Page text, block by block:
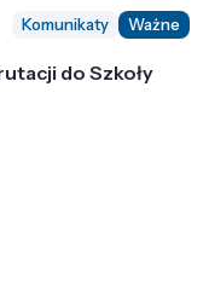
Komunikaty Ważne
do Szkoły